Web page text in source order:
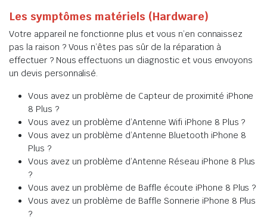
Les symptômes matériels (Hardware)
Votre appareil ne fonctionne plus et vous n’en connaissez
pas la raison ? Vous n’êtes pas sûr de la réparation à
effectuer ? Nous effectuons un diagnostic et vous envoyons
un devis personnalisé.
Vous avez un problème de Capteur de proximité iPhone
8 Plus ?
Vous avez un problème d’Antenne Wifi iPhone 8 Plus ?
Vous avez un problème d’Antenne Bluetooth iPhone 8
Plus ?
Vous avez un problème d’Antenne Réseau iPhone 8 Plus
?
Vous avez un problème de Baffle écoute iPhone 8 Plus ?
Vous avez un problème de Baffle Sonnerie iPhone 8 Plus
?